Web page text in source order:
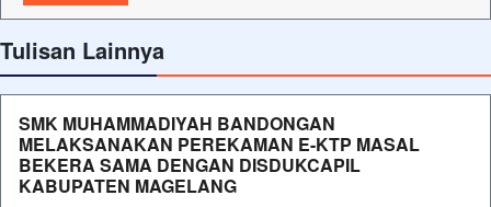
Tulisan Lainnya
SMK MUHAMMADIYAH BANDONGAN
MELAKSANAKAN PEREKAMAN E-KTP MASAL
BEKERA SAMA DENGAN DISDUKCAPIL
KABUPATEN MAGELANG